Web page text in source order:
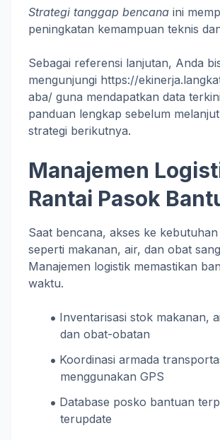
Strategi tanggap bencana ini
peningkatan kemampuan teknis
Sebagai referensi lanjutan, Anda
mengunjungi https://
aba/ guna mendapatkan data
panduan lengkap sebelum
strategi berikutnya.
Manajemen
Rantai Pasok
Saat bencana, akses ke
seperti makanan, air, dan obat
Manajemen logistik memastikan
waktu.
Inventarisasi stok makanan,
dan obat-obatan
Koordinasi armada
menggunakan GPS
Database posko bantuan
terupdate